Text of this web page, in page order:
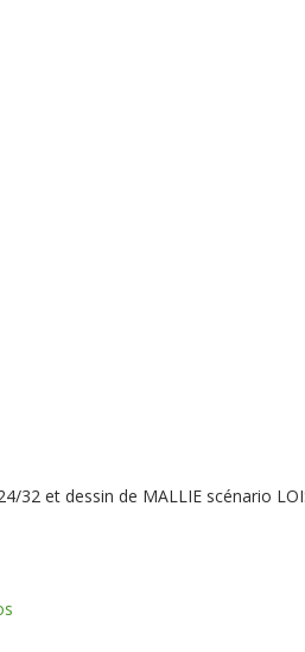
32 et dessin de MALLIE scénario